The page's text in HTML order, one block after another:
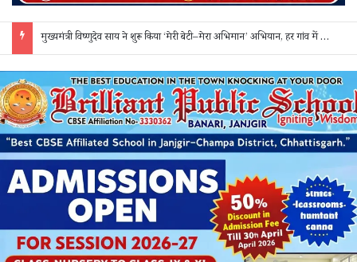
सक्ती: ₹90 लाख की ठगी का खुलासा, एक महिला समेत 3 आरोपी गिरफ्तार